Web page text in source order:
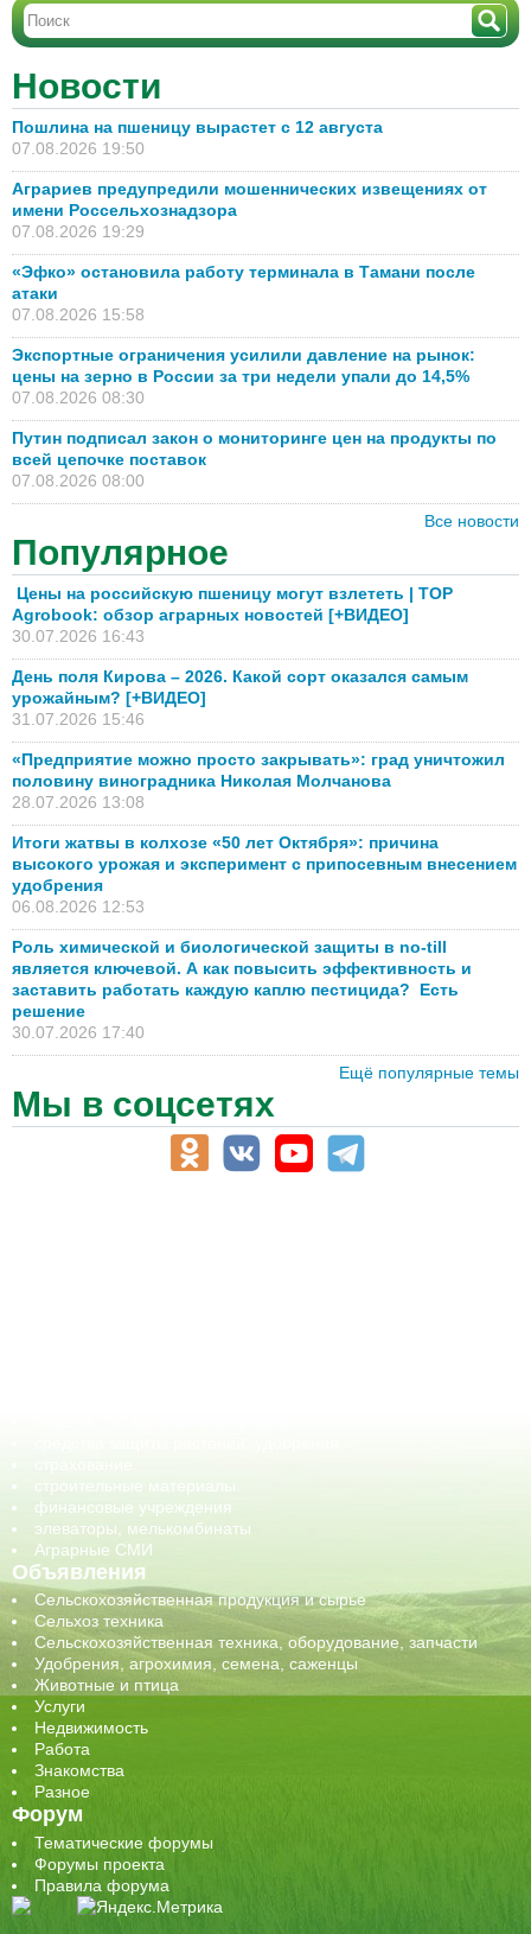
Новости
Пошлина на пшеницу вырастет с 12 августа
07.08.2026 19:50
Аграриев предупредили мошеннических извещениях от
имени Россельхознадзора
07.08.2026 19:29
«Эфко» остановила работу терминала в Тамани после
атаки
07.08.2026 15:58
Экспортные ограничения усилили давление на рынок:
цены на зерно в России за три недели упали до 14,5%
07.08.2026 08:30
Путин подписал закон о мониторинге цен на продукты по
всей цепочке поставок
07.08.2026 08:00
Все новости
Популярное
Цены на российскую пшеницу могут взлететь | TOP
Agrobook: обзор аграрных новостей [+ВИДЕО]
30.07.2026 16:43
День поля Кирова – 2026. Какой сорт оказался самым
урожайным? [+ВИДЕО]
31.07.2026 15:46
«Предприятие можно просто закрывать»: град уничтожил
половину виноградника Николая Молчанова
28.07.2026 13:08
Итоги жатвы в колхозе «50 лет Октября»: причина
высокого урожая и эксперимент с припосевным внесением
удобрения
06.08.2026 12:53
Роль химической и биологической защиты в no-till
является ключевой. А как повысить эффективность и
заставить работать каждую каплю пестицида? Есть
решение
30.07.2026 17:40
Ещё популярные темы
Мы в соцсетях
строительные материалы
финансовые учреждения
элеваторы, мелькомбинаты
Аграрные СМИ
Объявления
Сельскохозяйственная продукция и сырье
Сельхоз техника
Сельскохозяйственная техника, оборудование, запчасти
Удобрения, агрохимия, семена, саженцы
Животные и птица
Услуги
Недвижимость
Работа
Знакомства
Разное
Форум
Тематические форумы
Форумы проекта
Правила форума